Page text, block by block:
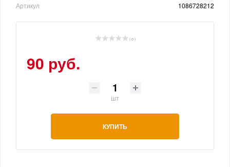
Артикул
1086728212
( 0 )
90 руб.
шт
КУПИТЬ